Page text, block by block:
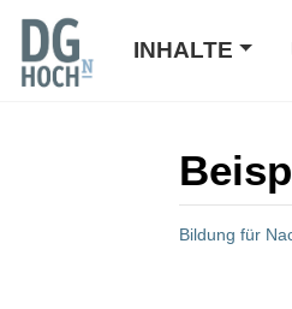
INHALTE
Bildung für